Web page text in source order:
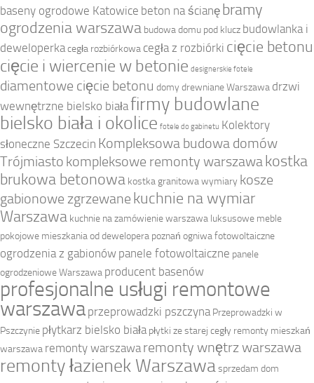
baseny ogrodowe Katowice beton na ścianę bramy
ogrodzenia warszawa budowa domu pod klucz budowlanka i
deweloperkacegła rozbiórkowa cegła z rozbiórki cięcie betonu
cięcie i wiercenie w betonie designerskie fotele
diamentowe cięcie betonu domy drewniane Warszawa drzwi
wewnętrzne bielsko białafirmy budowlane
bielsko biała i okolice fotele do gabinetu Kolektory
słoneczne Szczecin Kompleksowa budowa domów
Trójmiasto kompleksowe remonty warszawakostka
brukowa betonowa kostka granitowa wymiary kosze
gabionowe zgrzewane kuchnie na wymiar
Warszawa kuchnie na zamówienie warszawa luksusowe meble
pokojowe mieszkania od dewelopera poznań ogniwa fotowoltaiczne
ogrodzenia z gabionów panele fotowoltaiczne panele
ogrodzeniowe Warszawa producent basenów
profesjonalne usługi remontowe
warszawa przeprowadzki pszczyna Przeprowadzki w
Pszczynie płytkarz bielsko biała płytki ze starej cegły remonty mieszkań
warszawa remonty warszawa remonty wnętrz warszawa
remonty łazienek Warszawasprzedam dom